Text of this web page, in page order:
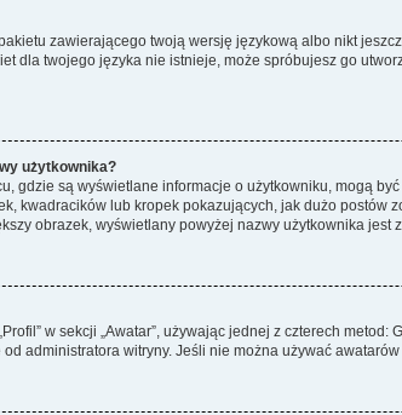
zawierającego twoją wersję językową albo nikt
dla twojego języka nie istnieje, może spróbujesz go
użytkownika?
gdzie są wyświetlane informacje o użytkowniku, mogą
kwadracików lub kropek pokazujących, jak dużo
obrazek, wyświetlany powyżej nazwy użytkownika
w sekcji „Awatar”, używając jednej z czterech
administratora witryny. Jeśli nie można używać